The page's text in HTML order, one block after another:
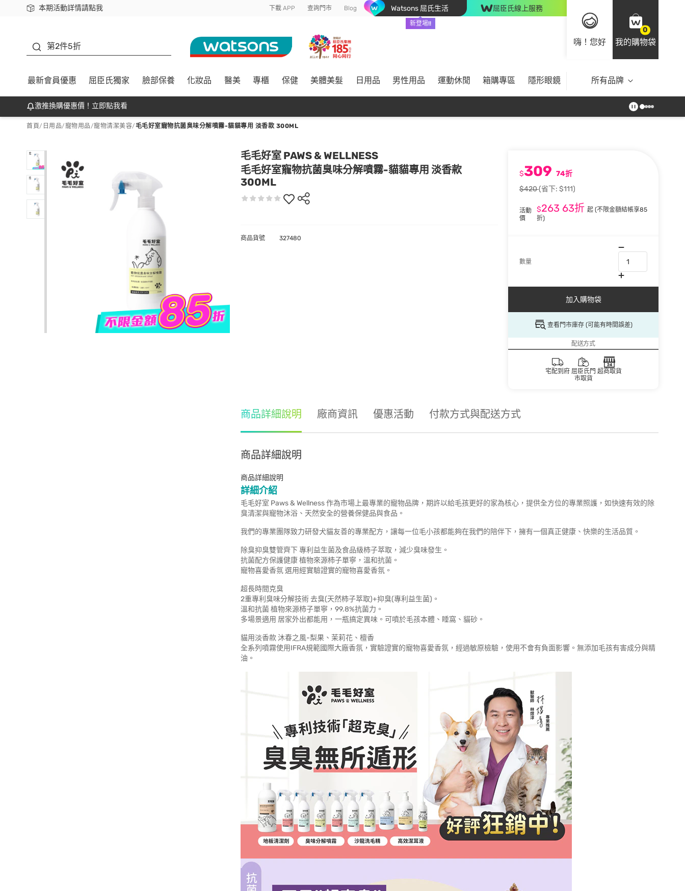
本期活動詳情請點我
下載app最高回饋$350 下載 APP 查詢門市 Blog Watsons 屈氏生活
新登場!!
屈臣氏線上服務
嗨！您好
0
我的購物袋
第2件5折
最新會員優惠 屈臣氏獨家 臉部保養 化妝品 醫美 專櫃 保健 美體美髮 日用品 男性用品 運動休閒 箱購專區 隱形眼鏡 所有品牌
激推換購優惠價！立即點我看
首頁/ 日用品/寵物用品/寵物清潔美容/毛毛好室寵物抗菌臭味分解噴霧-貓貓專用 淡香款 300ML
毛毛好室 PAWS & WELLNESS
毛毛好室寵物抗菌臭味分解噴霧-貓貓專用 淡香款
300ML
$309 74折
$420(省下: $111)
活動
價
$263 63折 起 (不限金額結帳享85
折)
數量
加入購物袋
查看門市庫存 (可能有時間誤差)
配送方式
宅配到府 屈臣氏門
市取貨
超商取貨
商品貨號 327480
商品詳細說明 廠商資訊 優惠活動 付款方式與配送方式
商品詳細說明
商品詳細說明
詳細介紹
毛毛好室 Paws & Wellness 作為市場上最專業的寵物品牌，期許以給毛孩更好的家為核心，提供全方位的專業照護，如快速有效的除
臭清潔與寵物沐浴、天然安全的營養保健品與食品。
我們的專業團隊致力研發犬貓友善的專業配方，讓每一位毛小孩都能夠在我們的陪伴下，擁有一個真正健康、快樂的生活品質。
除臭抑臭雙管齊下 專利益生菌及食品級柿子萃取，減少臭味發生。
抗菌配方保護健康 植物來源柿子單寧，溫和抗菌。
寵物喜愛香氛 選用經實驗證實的寵物喜愛香氛。
超長時間克臭
2重專利臭味分解技術 去臭(天然柿子萃取)+抑臭(專利益生菌)。
溫和抗菌 植物來源柿子單寧，99.8%抗菌力。
多場景適用 居家外出都能用，一瓶搞定異味。可噴於毛孩本體、睡窩、貓砂。
貓用淡香款 沐春之風-梨果、茉莉花、檀香
全系列噴霧使用IFRA規範國際大廠香氛，實驗證實的寵物喜愛香氛，經過敏原檢驗，使用不會有負面影響。無添加毛孩有害成分與精
油。